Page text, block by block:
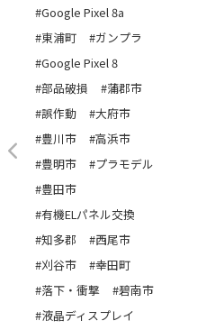
#Google Pixel 8a
#東浦町
#ガンプラ
#Google Pixel 8
#部品破損
#蒲郡市
#誤作動
#大府市
#豊川市
#高浜市
#豊明市
#プラモデル
#豊田市
#有機ELパネル交換
#知多郡
#西尾市
#刈谷市
#幸田町
#落下・衝撃
#碧南市
#液晶ディスプレイ